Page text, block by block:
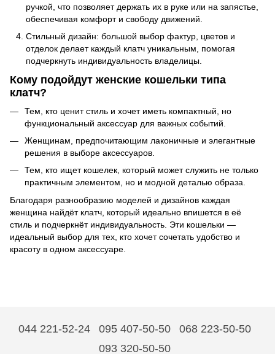
ручкой, что позволяет держать их в руке или на запястье,
обеспечивая комфорт и свободу движений.
Стильный дизайн: большой выбор фактур, цветов и
отделок делает каждый клатч уникальным, помогая
подчеркнуть индивидуальность владелицы.
Кому подойдут женские кошельки типа
клатч?
Тем, кто ценит стиль и хочет иметь компактный, но
функциональный аксессуар для важных событий.
Женщинам, предпочитающим лаконичные и элегантные
решения в выборе аксессуаров.
Тем, кто ищет кошелек, который может служить не только
практичным элементом, но и модной деталью образа.
Благодаря разнообразию моделей и дизайнов каждая
женщина найдёт клатч, который идеально впишется в её
стиль и подчеркнёт индивидуальность. Эти кошельки —
идеальный выбор для тех, кто хочет сочетать удобство и
красоту в одном аксессуаре.
044 221-52-24 095 407-50-50
068 223-50-50
093 320-50-50